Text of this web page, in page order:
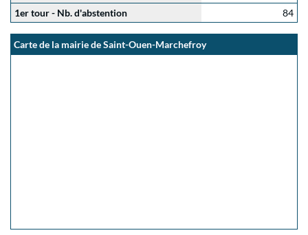
1er tour - Nb. d'abstention
84
Carte de la mairie de Saint-Ouen-Marchefroy